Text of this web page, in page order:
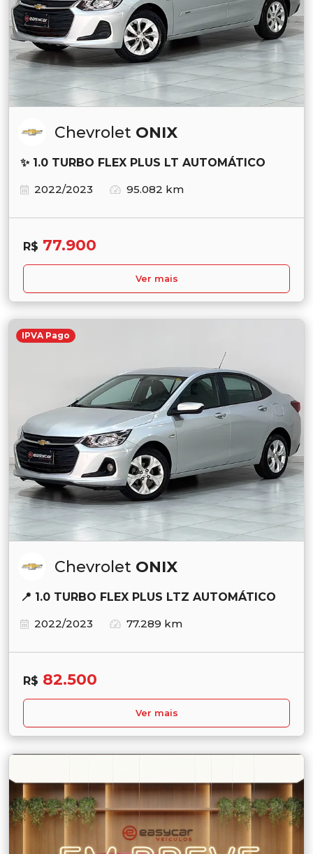
Chevrolet ONIX
✨ 1.0 TURBO FLEX PLUS LT AUTOMÁTICO
2022/2023
95.082 km
R$ 77.900
Ver mais
IPVA Pago
Chevrolet ONIX
📍 1.0 TURBO FLEX PLUS LTZ AUTOMÁTICO
2022/2023
77.289 km
R$ 82.500
Ver mais